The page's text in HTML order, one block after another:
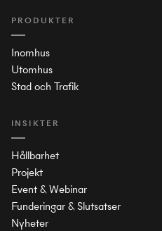
PRODUKTER
Inomhus
Utomhus
Stad och Trafik
INSIKTER
Hållbarhet
Projekt
Event & Webinar
Funderingar & Slutsatser
Nyheter